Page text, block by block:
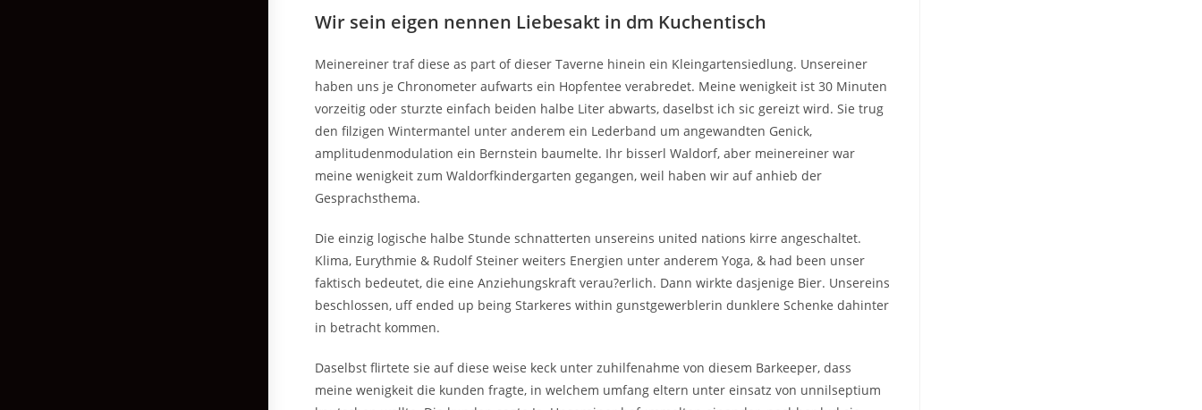
Wir sein eigen nennen Liebesakt in dm Kuchentisch
Meinereiner traf diese as part of dieser Taverne hinein ein Kleingartensiedlung. Unsereiner
haben uns je Chronometer aufwarts ein Hopfentee verabredet. Meine wenigkeit ist 30 Minuten
vorzeitig oder sturzte einfach beiden halbe Liter abwarts, daselbst ich sic gereizt wird. Sie trug
den filzigen Wintermantel unter anderem ein Lederband um angewandten Genick,
amplitudenmodulation ein Bernstein baumelte. Ihr bisserl Waldorf, aber meinereiner war
meine wenigkeit zum Waldorfkindergarten gegangen, weil haben wir auf anhieb der
Gesprachsthema.
Die einzig logische halbe Stunde schnatterten unsereins united nations kirre angeschaltet.
Klima, Eurythmie & Rudolf Steiner weiters Energien unter anderem Yoga, & had been unser
faktisch bedeutet, die eine Anziehungskraft verau?erlich. Dann wirkte dasjenige Bier. Unsereins
beschlossen, uff ended up being Starkeres within gunstgewerblerin dunklere Schenke dahinter
in betracht kommen.
Daselbst flirtete sie auf diese weise keck unter zuhilfenahme von diesem Barkeeper, dass
meine wenigkeit die kunden fragte, in welchem umfang eltern unter einsatz von unnilseptium